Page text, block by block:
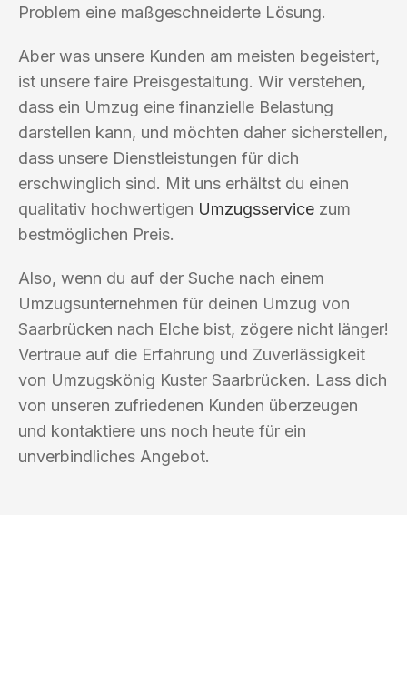
Problem eine maßgeschneiderte Lösung.
Aber was unsere Kunden am meisten begeistert,
ist unsere faire Preisgestaltung. Wir verstehen,
dass ein Umzug eine finanzielle Belastung
darstellen kann, und möchten daher sicherstellen,
dass unsere Dienstleistungen für dich
erschwinglich sind. Mit uns erhältst du einen
qualitativ hochwertigen Umzugsservice zum
bestmöglichen Preis.
Also, wenn du auf der Suche nach einem
Umzugsunternehmen für deinen Umzug von
Saarbrücken nach Elche bist, zögere nicht länger!
Vertraue auf die Erfahrung und Zuverlässigkeit
von Umzugskönig Kuster Saarbrücken. Lass dich
von unseren zufriedenen Kunden überzeugen
und kontaktiere uns noch heute für ein
unverbindliches Angebot.